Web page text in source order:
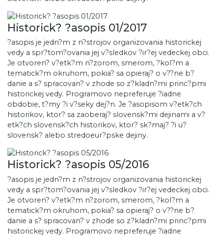
Historick? ?asopis 01/2017
?asopis je jedn?m z n?strojov organizovania historickej
vedy a spr?tom?ovania jej v?sledkov ?ir?ej vedeckej obci.
Je otvoren? v?etk?m n?zorom, smerom, ?kol?m a
tematick?m okruhom, pokia? sa opieraj? o v??ne b?
danie a s? spracovan? v zhode so z?kladn?mi princ?pmi
historickej vedy. Programovo nepreferuje ?iadne
obdobie, t?my ?i v?seky dej?n. Je ?asopisom v?etk?ch
historikov, ktor? sa zaoberaj? slovensk?mi dejinami a v?
etk?ch slovensk?ch historikov, ktor? sk?maj? ?i u?
slovensk? alebo stredoeur?pske dejiny.
Historick? ?asopis 05/2016
?asopis je jedn?m z n?strojov organizovania historickej
vedy a spr?tom?ovania jej v?sledkov ?ir?ej vedeckej obci.
Je otvoren? v?etk?m n?zorom, smerom, ?kol?m a
tematick?m okruhom, pokia? sa opieraj? o v??ne b?
danie a s? spracovan? v zhode so z?kladn?mi princ?pmi
historickej vedy. Programovo nepreferuje ?iadne